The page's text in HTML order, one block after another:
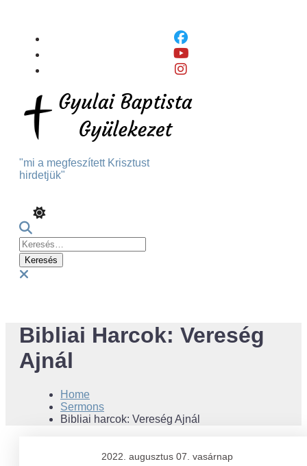
Content
"mi a megfeszített Krisztust
hirdetjük"
Keresés:
Bibliai Harcok: Vereség
Ajnál
Home
Sermons
Bibliai harcok: Vereség Ajnál
2022. augusztus 07. vasárnap